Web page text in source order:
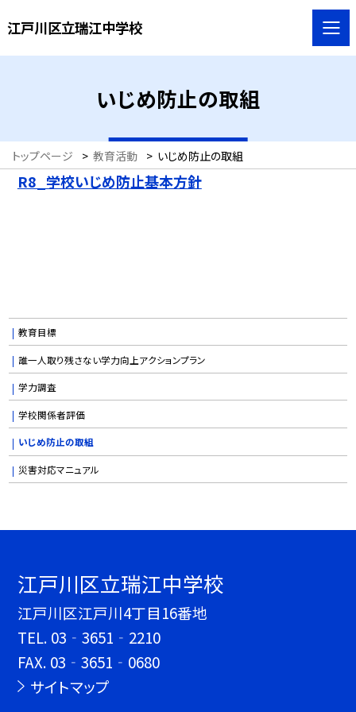
江戸川区立瑞江中学校
いじめ防止の取組
トップページ > 教育活動 > いじめ防止の取組
R8_学校いじめ防止基本方針
教育目標
誰一人取り残さない学力向上アクションプラン
学力調査
学校関係者評価
いじめ防止の取組
災害対応マニュアル
江戸川区立瑞江中学校
江戸川区江戸川4丁目16番地
TEL. 03‐3651‐2210
FAX. 03‐3651‐0680
サイトマップ